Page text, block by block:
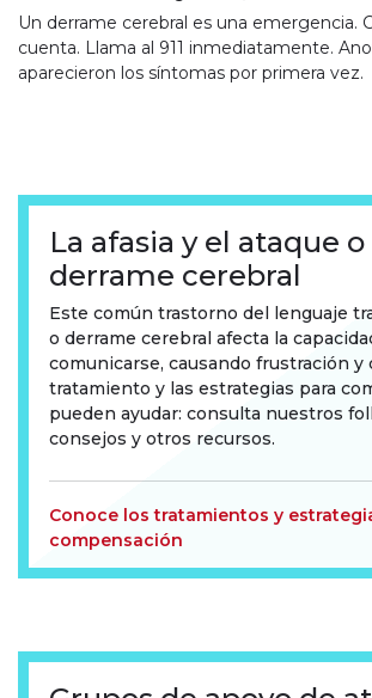
Un derrame cerebral es una emergencia.
cuenta. Llama al 911 inmediatamente.
aparecieron los síntomas por primera vez.
La afasia y el ataque o
derrame cerebral
Este común trastorno del lenguaje
o derrame cerebral afecta la
comunicarse, causando frustración y
tratamiento y las estrategias para
pueden ayudar: consulta nuestros
consejos y otros recursos.
Conoce los tratamientos y
compensación